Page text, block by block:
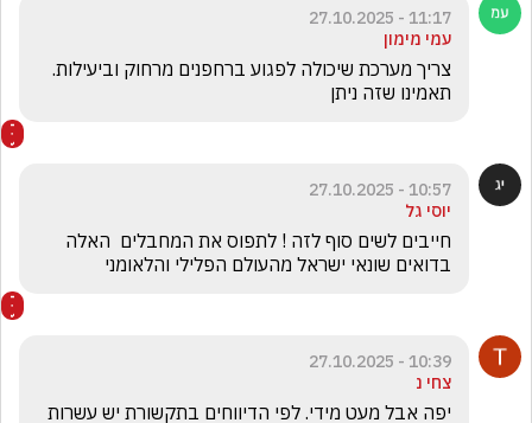
11:17 - 27.10.2025
עמי מימון
תאמינו שזה ניתן
10:57 - 27.10.2025
יוסי גל
בדואים שונאי ישראל מהעולם הפלילי והלאומני
10:39 - 27.10.2025
צחי נ